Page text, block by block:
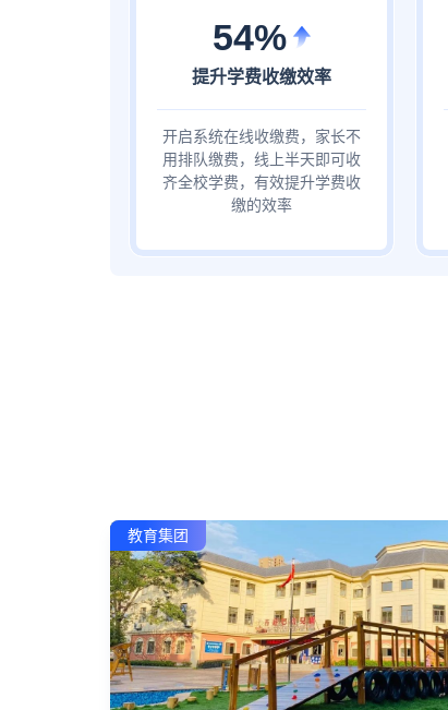
54%
提升学费收缴效率
开启系统在线收缴费，家长不
用排队缴费，线上半天即可收
齐全校学费，有效提升学费收
缴的效率
教育集团